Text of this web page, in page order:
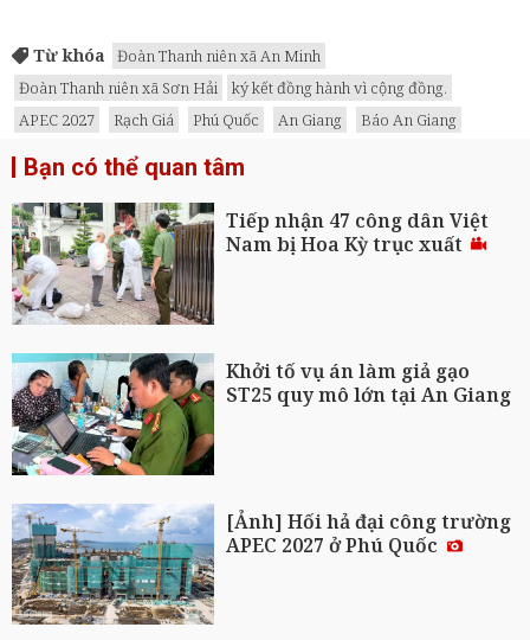
Từ khóa
Đoàn Thanh niên xã An Minh
Đoàn Thanh niên xã Sơn Hải
ký kết đồng hành vì cộng đồng.
APEC 2027
Rạch Giá Phú Quốc An Giang Báo An Giang
Bạn có thể quan tâm
Tiếp nhận 47 công dân Việt
Nam bị Hoa Kỳ trục xuất
Khởi tố vụ án làm giả gạo
ST25 quy mô lớn tại An Giang
[Ảnh] Hối hả đại công trường
APEC 2027 ở Phú Quốc